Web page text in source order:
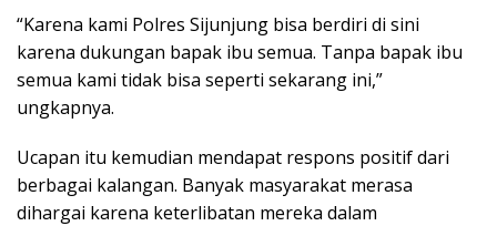
“Karena kami Polres Sijunjung bisa berdiri di sini
karena dukungan bapak ibu semua. Tanpa bapak ibu
semua kami tidak bisa seperti sekarang ini,”
ungkapnya.
Ucapan itu kemudian mendapat respons positif dari
berbagai kalangan. Banyak masyarakat merasa
dihargai karena keterlibatan mereka dalam